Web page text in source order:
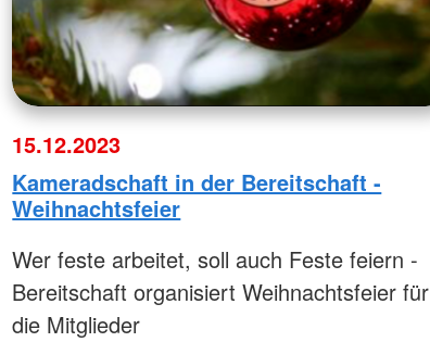
15.12.2023
Kameradschaft in der Bereitschaft -
Weihnachtsfeier
Wer feste arbeitet, soll auch Feste feiern -
Bereitschaft organisiert Weihnachtsfeier für
die Mitglieder